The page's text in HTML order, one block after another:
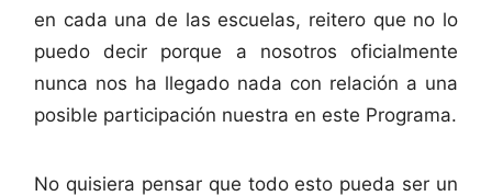
en cada una de las escuelas, reitero que no lo
puedo decir porque a nosotros oficialmente
nunca nos ha llegado nada con relación a una
posible participación nuestra en este Programa.
No quisiera pensar que todo esto pueda ser un